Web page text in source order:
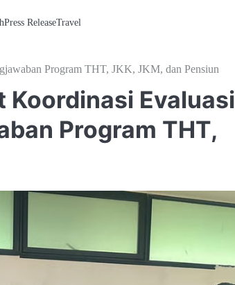
Press ReleaseTravel
Program THT, JKK, JKM, dan Pensiun
Koordinasi Evaluasi
Program THT,